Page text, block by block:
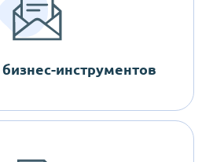
инструментов